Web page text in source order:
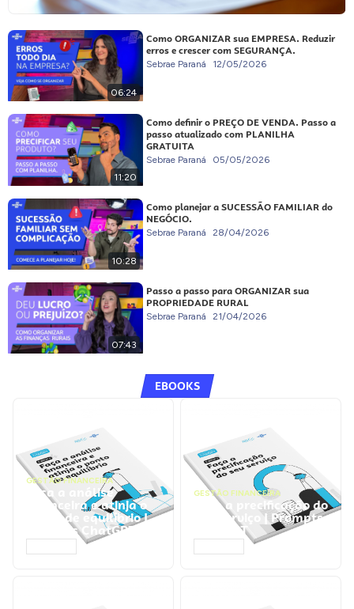
06:24
Como ORGANIZAR sua EMPRESA. Reduzir
erros e crescer com SEGURANÇA.
Sebrae Paraná 12/05/2026
11:20
Como definir o PREÇO DE VENDA. Passo a
passo atualizado com PLANILHA
GRATUITA
Sebrae Paraná 05/05/2026
10:28
Como planejar a SUCESSÃO FAMILIAR do
NEGÓCIO.
Sebrae Paraná 28/04/2026
07:43
Passo a passo para ORGANIZAR sua
PROPRIEDADE RURAL
Sebrae Paraná 21/04/2026
EBOOKS
GESTÃO FINANCEIRA
Faça a análise
financeira e atinja o
ponto de equilíbrio |
Prompts ChatGPT
GESTÃO FINANCEIRA
Faça a precificação do
seu serviço | Prompts
ChatGPT